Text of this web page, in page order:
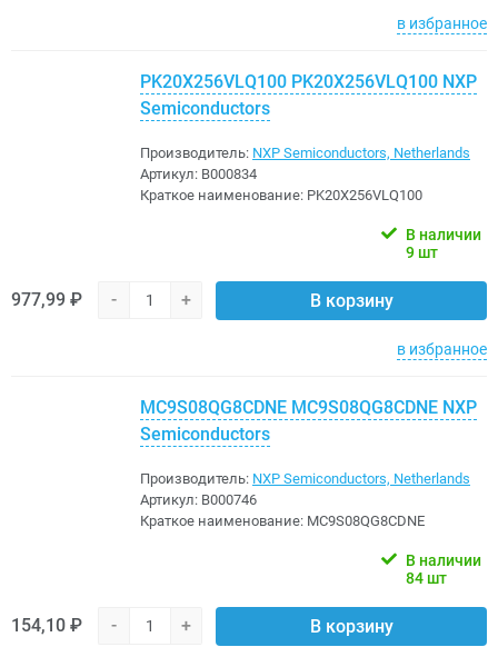
в избранное
PK20X256VLQ100 PK20X256VLQ100 NXP
Semiconductors
Производитель: NXP Semiconductors, Netherlands
Артикул: B000834
Краткое наименование: PK20X256VLQ100
В наличии
9 шт
977,99 ₽ - + В корзину
в избранное
MC9S08QG8CDNE MC9S08QG8CDNE NXP
Semiconductors
Производитель: NXP Semiconductors, Netherlands
Артикул: B000746
Краткое наименование: MC9S08QG8CDNE
В наличии
84 шт
154,10 ₽ - + В корзину